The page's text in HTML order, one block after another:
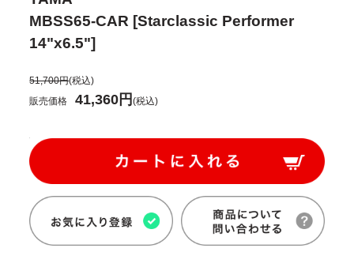
MBSS65-CAR [Starclassic Performer
14"x6.5"]
51,700円(税込)
販売価格
41,360円(税込)